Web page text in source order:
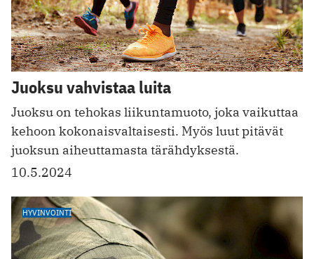
Juoksu vahvistaa luita
Juoksu on tehokas liikuntamuoto, joka vaikuttaa
kehoon kokonaisvaltaisesti. Myös luut pitävät
juoksun aiheuttamasta tärähdyksestä.
10.5.2024
HYVINVOINTI